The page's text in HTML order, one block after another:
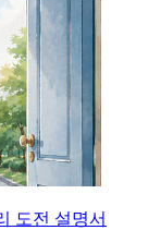
도전 설명서